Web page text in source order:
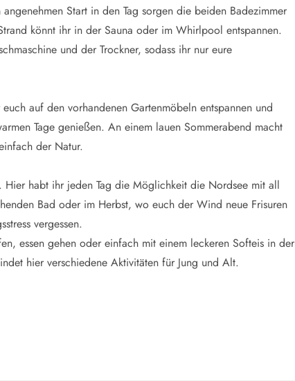
Start in den Tag sorgen die beiden Badezimmer
könnt ihr in der Sauna oder im Whirlpool entspannen.
und der Trockner, sodass ihr nur eure
auf den vorhandenen Gartenmöbeln entspannen und
Tage genießen. An einem lauen Sommerabend macht
der Natur.
Hier habt ihr jeden Tag die Möglichkeit die Nordsee mit all
Bad oder im Herbst, wo euch der Wind neue Frisuren
vergessen.
essen gehen oder einfach mit einem leckeren Softeis in der
hier verschiedene Aktivitäten für Jung und Alt.